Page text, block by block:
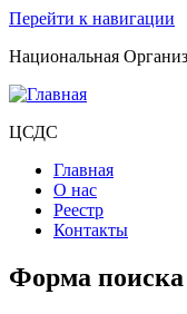
Перейти к навигации
Национальная
ЦСДС
Главная
О нас
Реестр
Контакты
Форма поиска